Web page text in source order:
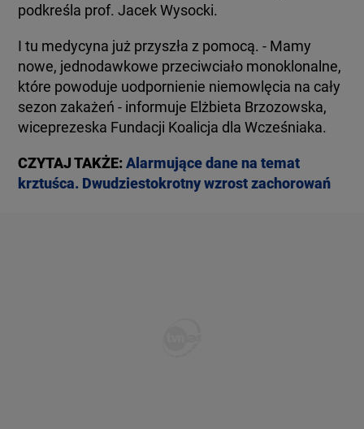
podkreśla prof. Jacek Wysocki.
I tu medycyna już przyszła z pomocą. - Mamy
nowe, jednodawkowe przeciwciało monoklonalne,
które powoduje uodpornienie niemowlęcia na cały
sezon zakażeń - informuje Elżbieta Brzozowska,
wiceprezeska Fundacji Koalicja dla Wcześniaka.
CZYTAJ TAKŻE:Alarmujące dane na temat
krztuśca. Dwudziestokrotny wzrost zachorowań